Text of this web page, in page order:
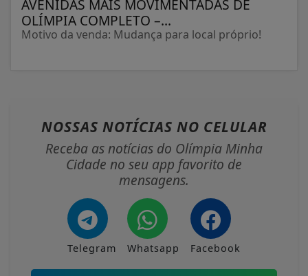
AVENIDAS MAIS MOVIMENTADAS DE
OLÍMPIA COMPLETO –...
Motivo da venda: Mudança para local próprio!
NOSSAS NOTÍCIAS NO CELULAR
Receba as notícias do Olímpia Minha
Cidade no seu app favorito de
mensagens.
Telegram Whatsapp Facebook